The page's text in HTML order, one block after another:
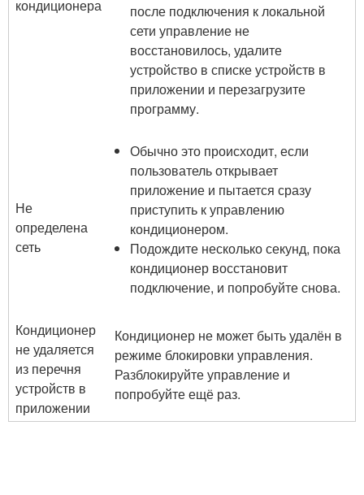
кондиционера
после подключения к локальной
сети управление не
восстановилось, удалите
устройство в списке устройств в
приложении и перезагрузите
программу.
Не
определена
сеть
Обычно это происходит, если
пользователь открывает
приложение и пытается сразу
приступить к управлению
кондиционером.
Подождите несколько секунд, пока
кондиционер восстановит
подключение, и попробуйте снова.
Кондиционер
не удаляется
из перечня
устройств в
приложении
Кондиционер не может быть удалён в
режиме блокировки управления.
Разблокируйте управление и
попробуйте ещё раз.